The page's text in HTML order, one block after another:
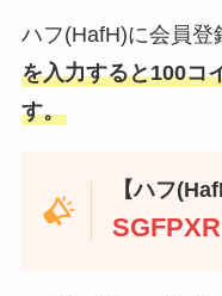
ハフ(HafH)に会員登
を入力すると100コ
す。
【ハフ
SGFPXR